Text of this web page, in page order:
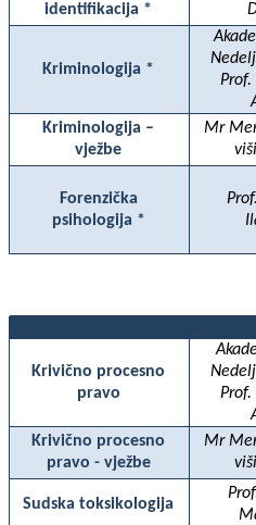
identifikacija *
Kriminologija *
Kriminologija –
vježbe
Mr
Forenzička
psihologija *
Krivično procesno
pravo
Krivično procesno
pravo - vježbe
Mr
Sudska toksikologija